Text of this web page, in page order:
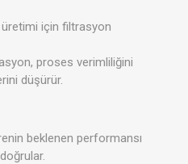
için filtrasyon
proses verimliliğini
düşürür.
beklenen performansı